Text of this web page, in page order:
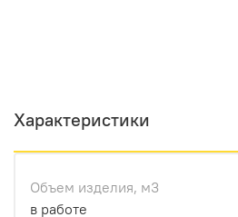
Характеристики
Объем изделия, м3
в работе